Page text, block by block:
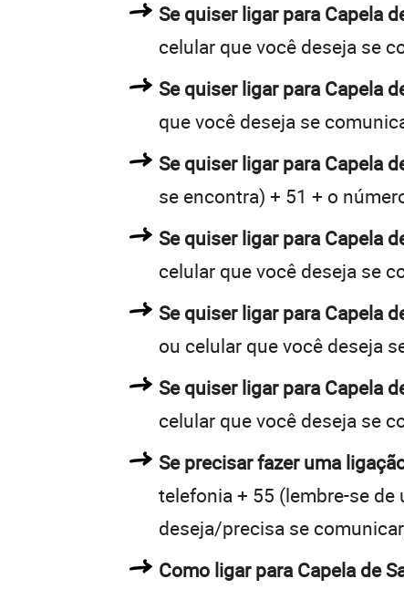
Se quiser ligar para Capela
celular que você deseja se
Se quiser ligar para Capela
que você deseja se
Se quiser ligar para Capela
se encontra) + 51 + o
Se quiser ligar para Capela
celular que você deseja se
Se quiser ligar para Capela
ou celular que você deseja
Se quiser ligar para Capela
celular que você deseja se
Se precisar fazer uma
telefonia + 55 (lembre-se
deseja/precisa se
Como ligar para Capela de